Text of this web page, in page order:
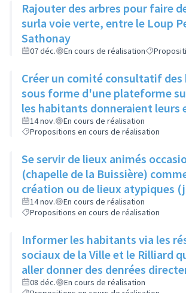
Rajouter des arbres pour faire
surla voie verte, entre le Loup
Sathonay
07 déc. En cours de réalisation
Créer un comité consultatif
sous forme d'une plateforme
les habitants donneraient leurs
manifesteraient sur leur volonté
participer à tel ou tel
acteurs culturels présenteraient
produisent
14 nov.
En cours de réalisation
Propositions en cours de réalisation
Se servir de lieux animés
(chapelle de la Buissière)
création ou de lieux atypiques
Semailles) comme lieux
photos ou oeuvres
14 nov.
En cours de réalisation
Propositions en cours de réalisation
Informer les habitants via les
sociaux de la Ville et le Rilliard
aller donner des denrées
local des restos du cœur (au 1- 3
08 déc.
En cours de réalisation